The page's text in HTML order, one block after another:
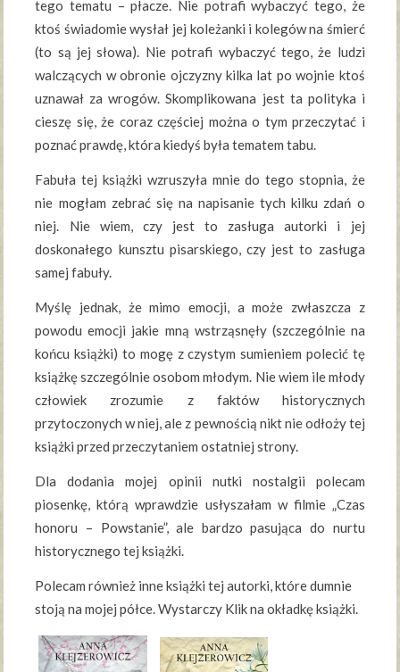
tego tematu – płacze. Nie potrafi wybaczyć tego, że
ktoś świadomie wysłał jej koleżanki i kolegów na śmierć
(to są jej słowa). Nie potrafi wybaczyć tego, że ludzi
walczących w obronie ojczyzny kilka lat po wojnie ktoś
uznawał za wrogów. Skomplikowana jest ta polityka i
cieszę się, że coraz częściej można o tym przeczytać i
poznać prawdę, która kiedyś była tematem tabu.
Fabuła tej książki wzruszyła mnie do tego stopnia, że
nie mogłam zebrać się na napisanie tych kilku zdań o
niej. Nie wiem, czy jest to zasługa autorki i jej
doskonałego kunsztu pisarskiego, czy jest to zasługa
samej fabuły.
Myślę jednak, że mimo emocji, a może zwłaszcza z
powodu emocji jakie mną wstrząsnęły (szczególnie na
końcu książki) to mogę z czystym sumieniem polecić tę
książkę szczególnie osobom młodym. Nie wiem ile młody
człowiek zrozumie z faktów historycznych
przytoczonych w niej, ale z pewnością nikt nie odłoży tej
książki przed przeczytaniem ostatniej strony.
Dla dodania mojej opinii nutki nostalgii polecam
piosenkę, którą wprawdzie usłyszałam w filmie „Czas
honoru – Powstanie”, ale bardzo pasująca do nurtu
historycznego tej książki.
Polecam również inne książki tej autorki, które dumnie
stoją na mojej półce. Wystarczy Klik na okładkę książki.